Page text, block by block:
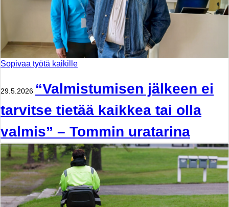
Sopivaa työtä kaikille
29.5.2026 “Valmistumisen jälkeen ei
tarvitse tietää kaikkea tai olla
valmis” – Tommin uratarina